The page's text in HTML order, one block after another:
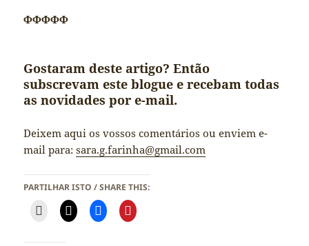
ΦΦΦΦΦ
Gostaram deste artigo? Então
subscrevam este blogue e recebam todas
as novidades por e-mail.
Deixem aqui os vossos comentários ou enviem e-
mail para:sara.g.farinha@gmail.com
PARTILHAR ISTO / SHARE THIS: